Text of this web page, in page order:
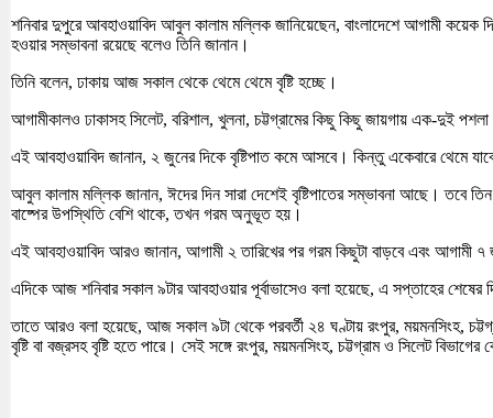
শনিবার দুপুরে আবহাওয়াবিদ আবুল কালাম মল্লিক জানিয়েছেন, বাংলাদেশে আগামী কয়েক
হওয়ার সম্ভাবনা রয়েছে বলেও তিনি জানান।
তিনি বলেন, ঢাকায় আজ সকাল থেকে থেমে থেমে বৃষ্টি হচ্ছে।
আগামীকালও ঢাকাসহ সিলেট, বরিশাল, খুলনা, চট্টগ্রামের কিছু কিছু জায়গায় এক-দুই পশলা
এই আবহাওয়াবিদ জানান, ২ জুনের দিকে বৃষ্টিপাত কমে আসবে। কিন্তু একেবারে থেমে
আবুল কালাম মল্লিক জানান, ঈদের দিন সারা দেশেই বৃষ্টিপাতের সম্ভাবনা আছে।
বাষ্পের উপস্থিতি বেশি থাকে, তখন গরম অনুভূত হয়।
এই আবহাওয়াবিদ আরও জানান, আগামী ২ তারিখের পর গরম কিছুটা বাড়বে এবং আগামী ৭
এদিকে আজ শনিবার সকাল ৯টার আবহাওয়ার পূর্বাভাসেও বলা হয়েছে, এ সপ্তাহের শেষের
তাতে আরও বলা হয়েছে, আজ সকাল ৯টা থেকে পরবর্তী ২৪ ঘণ্টায় রংপুর, ময়মনসিংহ,
বৃষ্টি বা বজ্রসহ বৃষ্টি হতে পারে। সেই সঙ্গে রংপুর, ময়মনসিংহ, চট্টগ্রাম ও সিলেট